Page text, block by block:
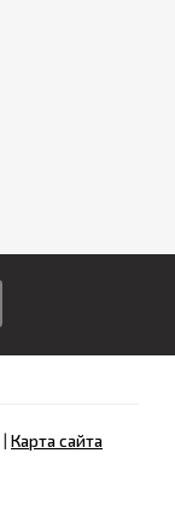
Карта сайта